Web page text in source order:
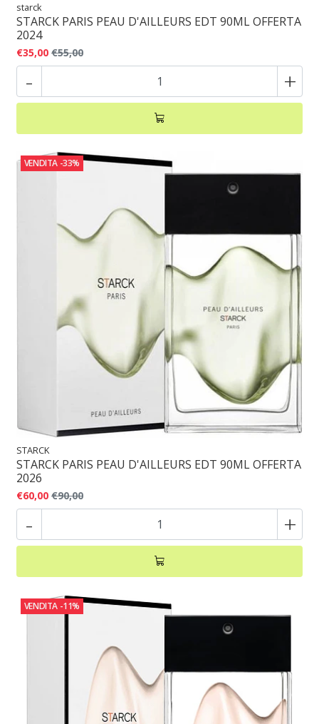
starck
STARCK PARIS PEAU D'AILLEURS EDT 90ML OFFERTA
2024
€35,00 €55,00
- +
VENDITA -33%
STARCK
STARCK PARIS PEAU D'AILLEURS EDT 90ML OFFERTA
2026
€60,00 €90,00
- +
VENDITA -11%